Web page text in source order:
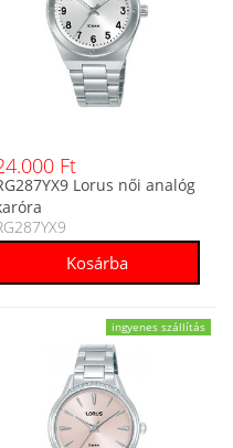
Ft
Lorus női analóg
ingyenes szállítás